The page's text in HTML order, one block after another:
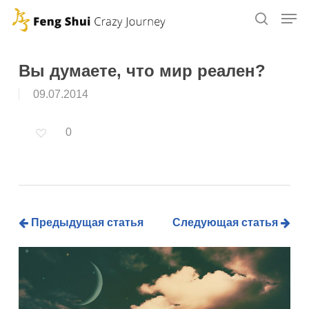
Skip
contentВы думаете, что мир реален?
09.07.2014
0
Предыдущая статья Следующая статья